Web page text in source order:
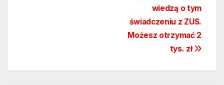
wiedzą o tym
świadczeniu z ZUS.
Możesz otrzymać 2
tys. zł